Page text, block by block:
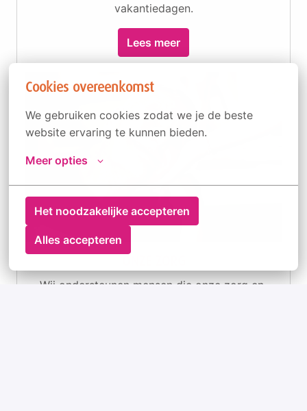
Cookies overeenkomst
We gebruiken cookies zodat we je de beste
website ervaring te kunnen bieden.
Meer opties
Het noodzakelijke accepteren
Alles accepteren
vakantiedagen.
Lees meer
Wij ondersteunen mensen die onze zorg en